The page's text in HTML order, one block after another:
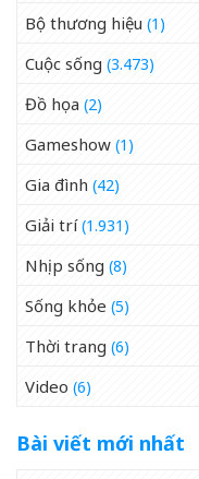
Bộ thương hiệu (1)
Cuộc sống (3.473)
Đồ họa (2)
Gameshow (1)
Gia đình (42)
Giải trí(1.931)
Nhịp sống (8)
Sống khỏe (5)
Thời trang (6)
Video (6)
Bài viết mới nhất